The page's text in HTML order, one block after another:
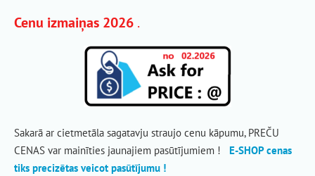
Cenu izmaiņas 2026 .
Sakarā ar cietmetāla sagatavju straujo cenu kāpumu, PREČU
CENAS var mainīties jaunajiem pasūtījumiem ! E-SHOP cenas
tiks precizētas veicot pasūtījumu !